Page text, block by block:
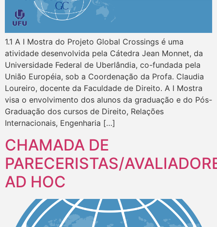
1.1 A I Mostra do Projeto Global Crossings é uma
atividade desenvolvida pela Cátedra Jean Monnet, da
Universidade Federal de Uberlândia, co-fundada pela
União Européia, sob a Coordenação da Profa. Claudia
Loureiro, docente da Faculdade de Direito. A I Mostra
visa o envolvimento dos alunos da graduação e do Pós-
Graduação dos cursos de Direito, Relações
Internacionais, Engenharia […]
CHAMADA DE
PARECERISTAS/
AD HOC